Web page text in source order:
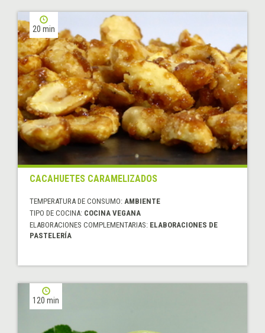
20 min
CACAHUETES CARAMELIZADOS
TEMPERATURA DE CONSUMO: AMBIENTE
TIPO DE COCINA: COCINA VEGANA
ELABORACIONES COMPLEMENTARIAS: ELABORACIONES DE
PASTELERÍA
120 min